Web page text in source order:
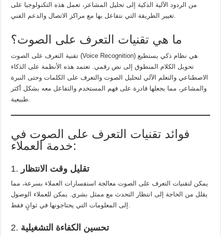
من الردود الآلية الذكية إلى تحليل المشاعر، تعمل هذه التكنولوجيا على
ما هي تقنيات التعرف على الصوت؟
تقنية التعرف على الصوت (Voice Recognition) هي نظام ذكي يستطيع
تحويل الكلام المنطوق إلى نص رقمي. تعتمد هذه الأنظمة على الذكاء
الاصطناعي والتعلم الآلي لتحليل الصوت والتعرف على الكلمات وحتى النبرة
والمشاعر، مما يجعلها قادرة على فهم المستخدم والتفاعل معه بشكل أكثر
فوائد تقنيات التعرف على الصوت في
خدمة العملاء:
1. تقليل وقت الانتظار
يمكن لتقنيات التعرف على الصوت معالجة استفسارات العملاء بسرعة، مما
يقلل من الحاجة إلى انتظار التحدث مع ممثل بشري. يمكن للعملاء الوصول
2. تحسين الكفاءة التشغيلية